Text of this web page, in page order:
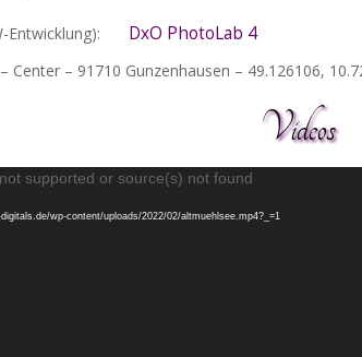
Entwicklung): DxO PhotoLab 4
Center – 91710 Gunzenhausen – 49.126106,
Videos
supported or source(s) not found
wp-content/uploads/2022/02/altmuehlsee.mp4?_=1